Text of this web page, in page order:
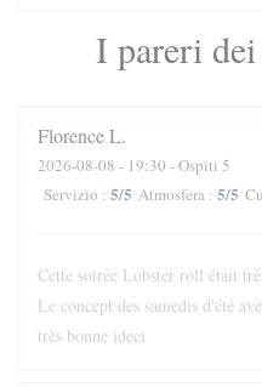
I pareri
FlorenceL
2026-08-08 - 19:30 - Ospiti 5
Servizio : 5/5 Atmosfera : 5/5
Cette soirée Lobster roll était
Le concept des samedis d'été
très bonne idéei